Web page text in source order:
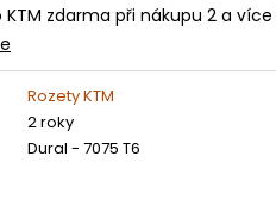
KTM zdarma při nákupu 2 a více
Rozety KTM
2 roky
Dural - 7075 T6